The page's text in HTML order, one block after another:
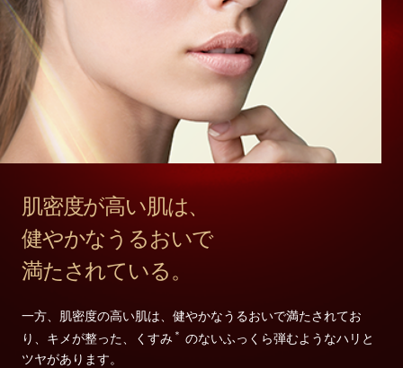
肌密度が高い肌は、
健やかなうるおいで
満たされている。
一方、肌密度の高い肌は、健やかなうるおいで満たされてお
り、キメが整った、くすみ ＊
のないふっくら弾むようなハリと
ツヤがあります。